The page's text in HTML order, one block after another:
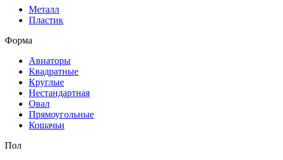
Металл
Пластик
Форма
Авиаторы
Квадратные
Круглые
Нестандартная
Овал
Прямоугольные
Кошачьи
Пол